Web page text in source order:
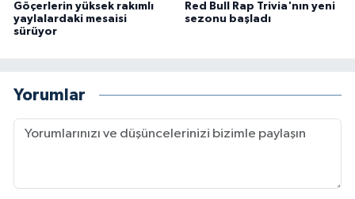
Göçerlerin yüksek rakımlı
yaylalardaki mesaisi
sürüyor
Red Bull Rap Trivia'nın yeni
sezonu başladı
Yorumlar